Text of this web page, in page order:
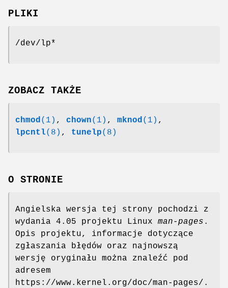
PLIKI
/dev/lp*
ZOBACZ TAKŻE
chmod(1) , chown(1) , mknod(1) ,
lpcntl(8) , tunelp(8)
O STRONIE
Angielska wersja tej strony pochodzi z
wydania 4.05 projektu Linux man-pages .
Opis projektu, informacje dotyczące
zgłaszania błędów oraz najnowszą
wersję oryginału można znaleźć pod
adresem
https://www.kernel.org/doc/man-pages/.